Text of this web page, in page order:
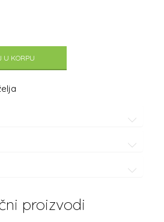
U KORPU
proizvodi